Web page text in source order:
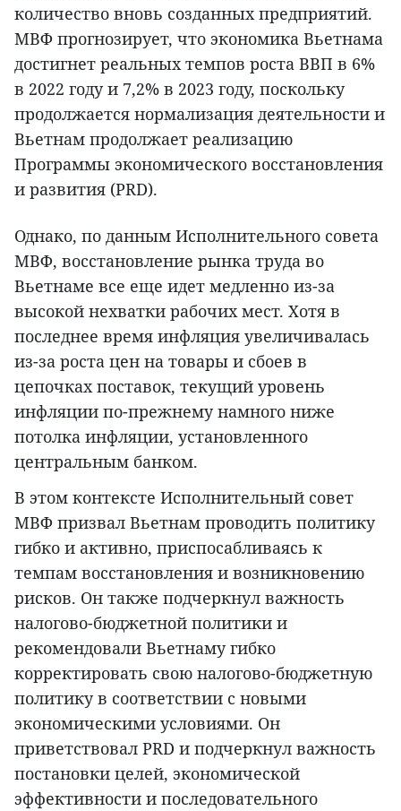
количество вновь созданных предприятий.
МВФ прогнозирует, что экономика Вьетнама
достигнет реальных темпов роста ВВП в 6%
в 2022 году и 7,2% в 2023 году, поскольку
продолжается нормализация деятельности и
Вьетнам продолжает реализацию
Программы экономического восстановления
и развития (PRD).
Однако, по данным Исполнительного совета
МВФ, восстановление рынка труда во
Вьетнаме все еще идет медленно из-за
высокой нехватки рабочих мест. Хотя в
последнее время инфляция увеличивалась
из-за роста цен на товары и сбоев в
цепочках поставок, текущий уровень
инфляции по-прежнему намного ниже
потолка инфляции, установленного
центральным банком.
В этом контексте Исполнительный совет
МВФ призвал Вьетнам проводить политику
гибко и активно, приспосабливаясь к
темпам восстановления и возникновению
рисков. Он также подчеркнул важность
налогово-бюджетной политики и
рекомендовали Вьетнаму гибко
корректировать свою налогово-бюджетную
политику в соответствии с новыми
экономическими условиями. Он
приветствовал PRD и подчеркнул важность
постановки целей, экономической
эффективности и последовательного